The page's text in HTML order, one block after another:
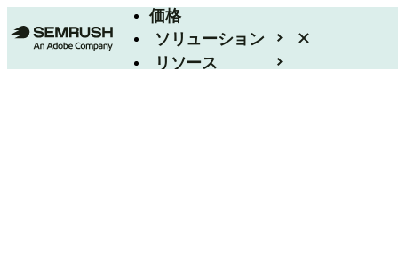
価格
ソリューション
リソース